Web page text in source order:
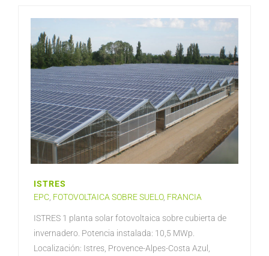
ISTRES
EPC FOTOVOLTAICA SOBRE SUELO, FRANCIA
ISTRES 1 planta solar fotovoltaica sobre cubierta de
invernadero. Potencia instalada: 10,5 MWp.
Localización: Istres, Provence-Alpes-Costa Azul,